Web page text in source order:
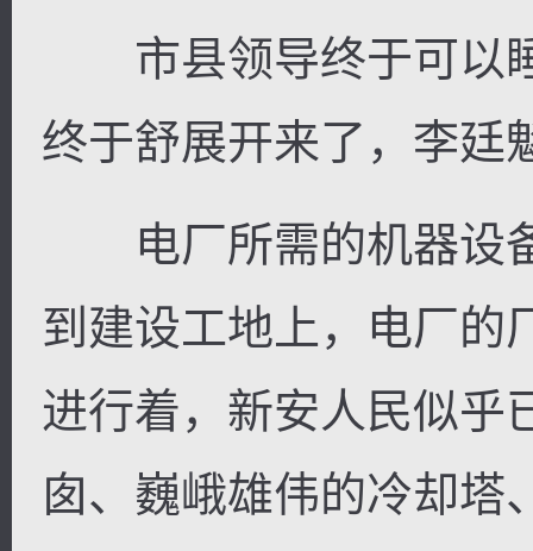
市县领导终于可以
终于舒展开来了，李廷
电厂所需的机器设
到建设工地上，电厂的
进行着，新安人民似乎
囱、巍峨雄伟的冷却塔